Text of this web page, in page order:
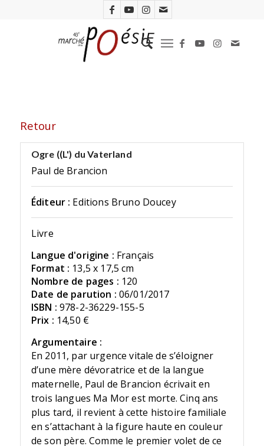
Retour
Ogre ((L') du Vaterland
Paul de Brancion
Éditeur : Editions Bruno Doucey
Livre
Langue d'origine : Français
Format : 13,5 x 17,5 cm
Nombre de pages : 120
Date de parution : 06/01/2017
ISBN : 978-2-36229-155-5
Prix : 14,50 €
Argumentaire :
En 2011, par urgence vitale de s’éloigner
d’une mère dévoratrice et de la langue
maternelle, Paul de Brancion écrivait en
trois langues Ma Mor est morte. Cinq ans
plus tard, il revient à cette histoire familiale
en s’attachant à la figure haute en couleur
de son père. Comme le premier volet de ce